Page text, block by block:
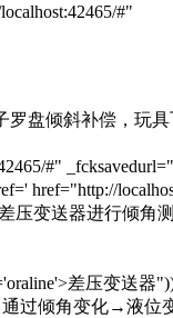
#"
盘倾斜补偿，玩
#"
href="http://
差压变送器进行倾
差压变送器
。通过倾角变化→